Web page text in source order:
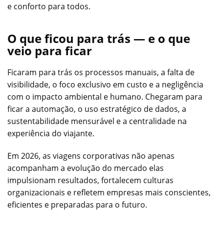
e conforto para todos.
O que ficou para trás — e o que
veio para ficar
Ficaram para trás os processos manuais, a falta de
visibilidade, o foco exclusivo em custo e a negligência
com o impacto ambiental e humano. Chegaram para
ficar a automação, o uso estratégico de dados, a
sustentabilidade mensurável e a centralidade na
experiência do viajante.
Em 2026, as viagens corporativas não apenas
acompanham a evolução do mercado elas
impulsionam resultados, fortalecem culturas
organizacionais e refletem empresas mais conscientes,
eficientes e preparadas para o futuro.